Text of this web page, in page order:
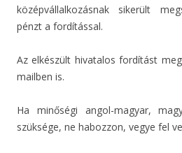
középvállalkozásnak sikerült
pénzt a fordítással.
Az elkészült hivatalos fordítást
mailben is.
Ha minőségi angol-magyar,
szüksége, ne habozzon, vegye fel